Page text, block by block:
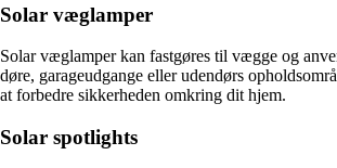
Solar væglamper
Solar væglamper kan fastgøres til vægge og
døre, garageudgange eller udendørs
at forbedre sikkerheden omkring dit hjem.
Solar spotlights